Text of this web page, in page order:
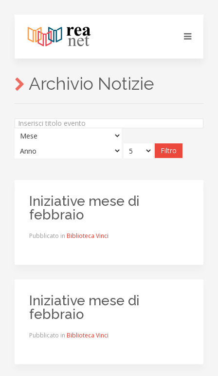
Archivio Notizie
Inserisci
titolo
evento
Filtro
Iniziative mese di
febbraio
Pubblicato in Biblioteca Vinci
Iniziative mese di
febbraio
Pubblicato in Biblioteca Vinci